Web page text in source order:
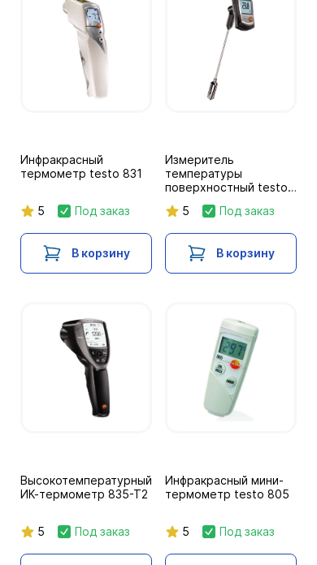
Инфракрасный
термометр testo 831
5 Под заказ
В корзину
Измеритель
температуры
поверхностный testo
5 Под заказ
В корзину
Высокотемпературный
ИК-термометр 835-T2
5 Под заказ
Инфракрасный мини-
термометр testo 805
5 Под заказ